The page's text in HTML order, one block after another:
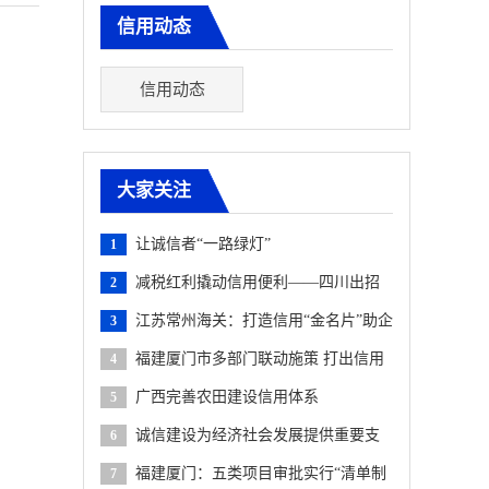
信用动态
信用动态
大家关注
1 让诚信者“一路绿灯”
2 减税红利撬动信用便利——四川出招
缓解民企融资难
3 江苏常州海关：打造信用“金名片”助企
抗压前行
4 福建厦门市多部门联动施策 打出信用
监管服务“组合拳”
5 广西完善农田建设信用体系
6 诚信建设为经济社会发展提供重要支
撑7 福建厦门：五类项目审批实行“清单制